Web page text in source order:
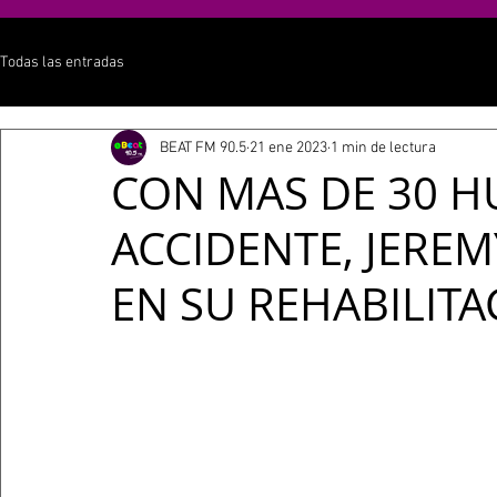
Todas las entradas
CON MAS DE 30
ACCIDENTE,
EN SU
BEAT FM 90.5 21 ene 2023 1 min de lectura